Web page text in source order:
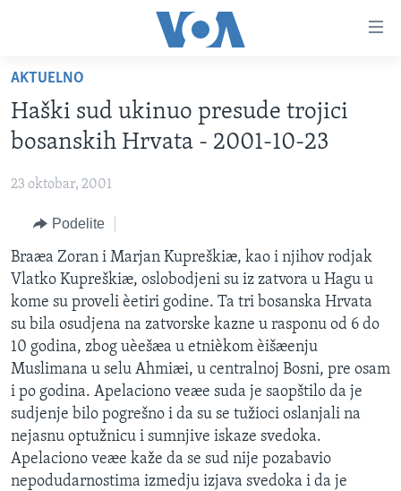
glavni
sadržaj
Idi
na
glavnu
pretragu
NASLOVNA
BALKAN
GLOBALNE TEME
EKONOMIJA
NAUKA I TEHNOLOGIJA
MEDICINA
KULTURA
DRUŠTVO
SPORT
INTERVJU
OTVORENI STUDIO
IZ AMERIKE
PRATITE NAS
Jezici
AKTUELNO
Haški sud ukinuo presude trojici
bosanskih Hrvata - 2001-10-23
23 oktobar, 2001
Podelite
Braæa Zoran i Marjan Kupreškiæ, kao i njihov rodjak
Vlatko Kupreškiæ, oslobodjeni su iz zatvora u Hagu u
kome su proveli èetiri godine. Ta tri bosanska Hrvata
su bila osudjena na zatvorske kazne u rasponu od 6 do
10 godina, zbog uèešæa u etnièkom èišæenju
Muslimana u selu Ahmiæi, u centralnoj Bosni, pre osam
i po godina. Apelaciono veæe suda je saopštilo da je
sudjenje bilo pogrešno i da su se tužioci oslanjali na
nejasnu optužnicu i sumnjive iskaze svedoka.
Apelaciono veæe kaže da se sud nije pozabavio
nepodudarnostima izmedju izjava svedoka i da je